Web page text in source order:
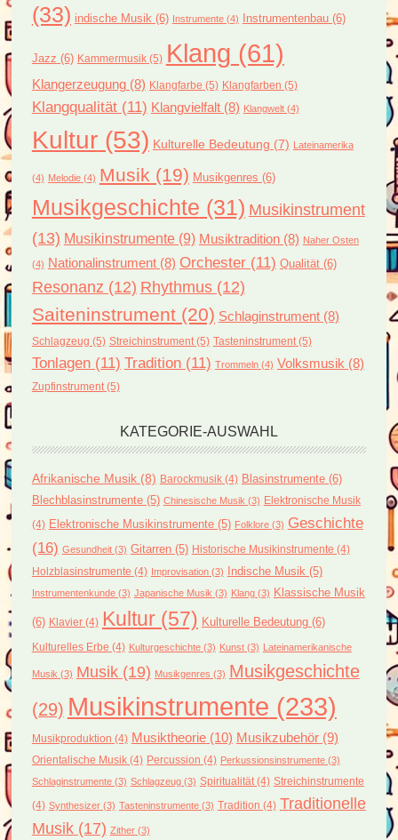
(33) indische Musik (6) Instrumente(4) Instrumentenbau(6)
Jazz (6) Kammermusik(5) Klang (61)
Klangerzeugung(8) Klangfarbe (5) Klangfarben (5)
Klangqualität(11) Klangvielfalt(8) Klangwelt(4)
Kultur(53) Kulturelle Bedeutung (7) Lateinamerika
(4) Melodie(4) Musik (19) Musikgenres (6)
Musikgeschichte (31) Musikinstrument
(13) Musikinstrumente(9) Musiktradition(8) Naher Osten
(4) Nationalinstrument(8) Orchester(11) Qualität(6)
Resonanz (12) Rhythmus(12)
Saiteninstrument(20) Schlaginstrument(8)
Schlagzeug (5) Streichinstrument(5) Tasteninstrument(5)
Tonlagen(11) Tradition(11) Trommeln(4) Volksmusik (8)
Zupfinstrument(5)
KATEGORIE-AUSWAHL
Afrikanische Musik(8) Barockmusik(4) Blasinstrumente(6)
Blechblasinstrumente(5) Chinesische Musik (3) Elektronische Musik
(4) Elektronische Musikinstrumente(5) Folklore(3) Geschichte
(16) Gesundheit(3) Gitarren(5) Historische Musikinstrumente (4)
Holzblasinstrumente (4) Improvisation(3) Indische Musik (5)
Instrumentenkunde(3) Japanische Musik (3) Klang(3) Klassische Musik
(6) Klavier(4) Kultur(57) Kulturelle Bedeutung(6)
Kulturelles Erbe (4) Kulturgeschichte(3) Kunst(3) Lateinamerikanische
Musik (3) Musik(19) Musikgenres (3) Musikgeschichte
(29) Musikinstrumente (233)
Musikproduktion (4) Musiktheorie(10) Musikzubehör(9)
Orientalische Musik(4) Percussion (4) Perkussionsinstrumente(3)
Schlaginstrumente(3) Schlagzeug(3) Spiritualität(4) Streichinstrumente
(4) Synthesizer(3) Tasteninstrumente(3) Tradition (4) Traditionelle
Musik(17) Zither(3)